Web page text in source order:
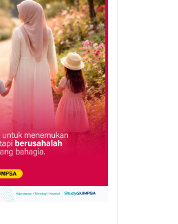
Belum
/06 Aug 26